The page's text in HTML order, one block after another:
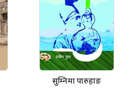
सुम्निमा पारुहाङ